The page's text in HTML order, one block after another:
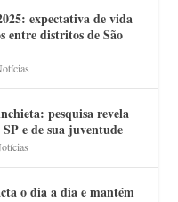
expectativa de vida
entre distritos de São
pesquisa revela
e de sua juventude
o dia a dia e mantém